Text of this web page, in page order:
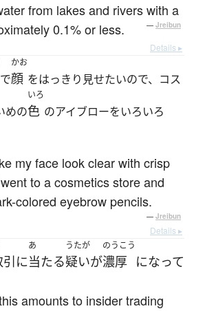
from lakes and rivers with a
0.1% or less.
— Jreibun
Details ▸
で
かお
顔 をはっきり見せたいので、コス
めの
いろ
色 のアイブローをいろいろ
my face look clear with crisp
to a cosmetics store and
colored eyebrow pencils.
— Jreibun
Details ▸
に
あ
当たる
うたが
疑いが
のうこう
濃厚 になって
amounts to insider trading